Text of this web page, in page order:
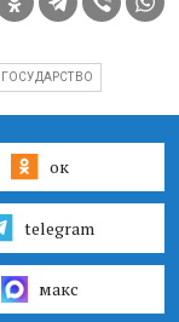
ок
telegram
макс